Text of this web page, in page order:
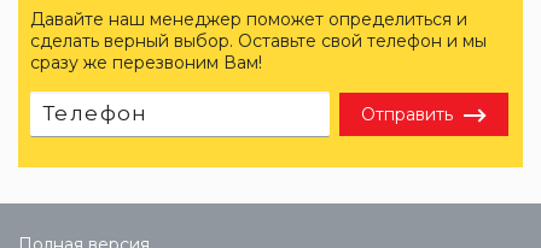
Давайте наш менеджер поможет определиться и
сделать верный выбор. Оставьте свой телефон и мы
сразу же перезвоним Вам!
Отправить